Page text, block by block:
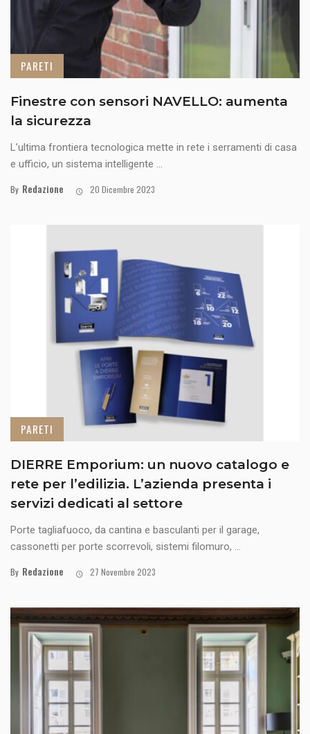
PARETI
Finestre con sensori NAVELLO: aumenta
la sicurezza
L’ultima frontiera tecnologica mette in rete i serramenti di casa
e ufficio, un sistema intelligente ...
By Redazione 20 Dicembre 2023
PARETI
DIERRE Emporium: un nuovo catalogo e
rete per l’edilizia. L’azienda presenta i
servizi dedicati al settore
Porte tagliafuoco, da cantina e basculanti per il garage,
cassonetti per porte scorrevoli, sistemi filomuro, ...
By Redazione 27 Novembre 2023